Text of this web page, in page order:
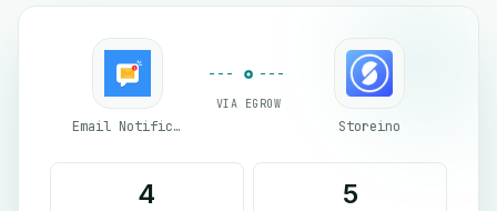
Email Notifications by eGrow
VIA EGROW
Storeino
4 5